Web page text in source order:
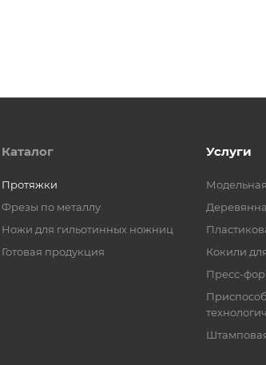
Каталог
Протяжки
Фрезы по металлу
Ножи для гильотинных ножниц
Готовая продукция
Услуги
Кокили
Пресс-